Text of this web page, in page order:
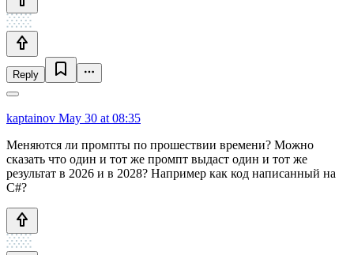
Reply
kaptainov May 30 at 08:35
Меняются ли промпты по прошествии времени? Можно
сказать что один и тот же промпт выдаст один и тот же
результат в 2026 и в 2028? Например как код написанный на
C#?